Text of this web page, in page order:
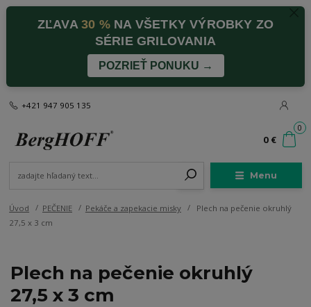
ZĽAVA30 %NA VŠETKY VÝROBKY ZO
SÉRIE GRILOVANIA
POZRIEŤ PONUKU →
Menu
+421 947 905 135
0
0 €
Úvod PEČENIE Pekáče a zapekacie misky
Plech na pečenie okruhlý
27,5 x 3 cm
Plech na pečenie okruhlý
27,5 x 3 cm